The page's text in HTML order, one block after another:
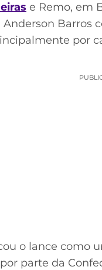
e Remo, em
Barros
por
o lance como
parte da